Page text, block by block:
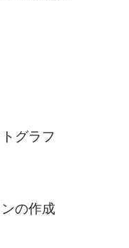
グラフ
の作成